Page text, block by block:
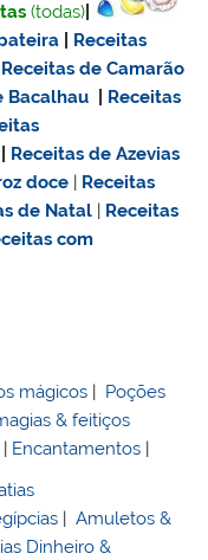
(todas)
Receitas
Receitas de Camarão
Bacalhau
Receitas
Receitas de Azevias
doce
Receitas
de Natal
Receitas
com
mágicos | Poções
& feitiços
| Encantamentos |
|Amuletos &
Dinheiro &